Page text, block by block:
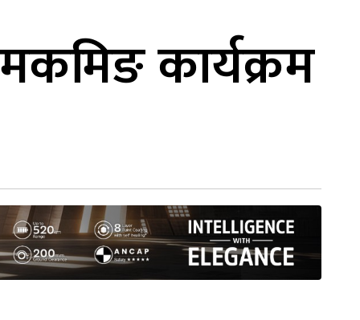
कार्यक्रम